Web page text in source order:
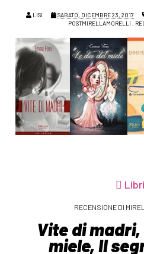
LISI SABATO, DICEMBRE 23, 2017
POSTMIRELLAMORELLI ,
Libri
RECENSIONE DI
Vite di madri,
miele,Il